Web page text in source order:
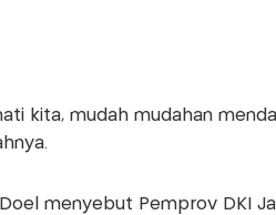
kita, mudah mudahan
menyebut Pemprov DKI